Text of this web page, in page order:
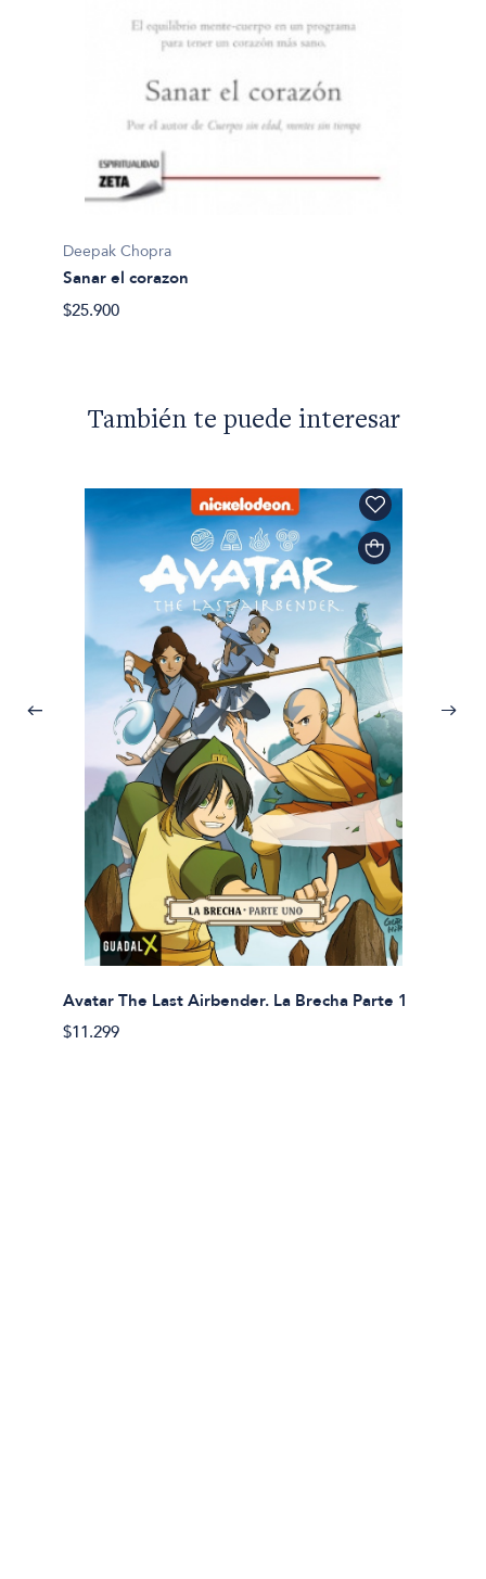
Deepak Chopra
Sanar el corazon
$25.900
También te puede interesar
Avatar The Last Airbender. La Brecha Parte 1
$11.299